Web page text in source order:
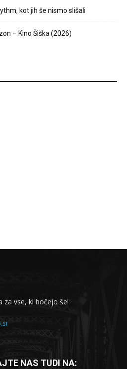
kot jih še nismo slišali
– Kino Šiška (2026)
za vse, ki hočejo še!
NAS TUDI NA: